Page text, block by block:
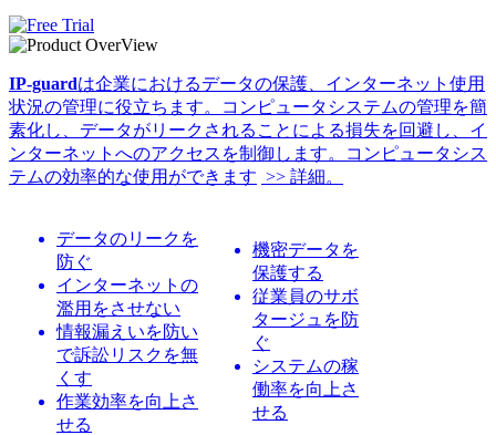
IP-guardは企業におけるデータの保護、インターネット使用
状況の管理に役立ちます。コンピュータシステムの管理を簡
素化し、データがリークされることによる損失を回避し、イ
ンターネットへのアクセスを制御します。コンピュータシス
テムの効率的な使用ができます >> 詳細。
データのリークを
防ぐ
インターネットの
濫用をさせない
情報漏えいを防い
で訴訟リスクを無
くす
作業効率を向上さ
せる
機密データを
保護する
従業員のサボ
タージュを防
ぐ
システムの稼
働率を向上さ
せる